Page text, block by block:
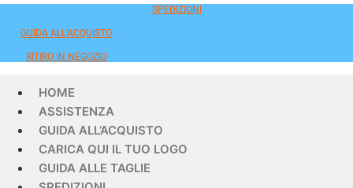
SPEDIZIONI
GUIDA ALL'ACQUISTO
RITIRO IN NEGOZIO
HOME
ASSISTENZA
GUIDA ALL’ACQUISTO
CARICA QUI IL TUO LOGO
GUIDA ALLE TAGLIE